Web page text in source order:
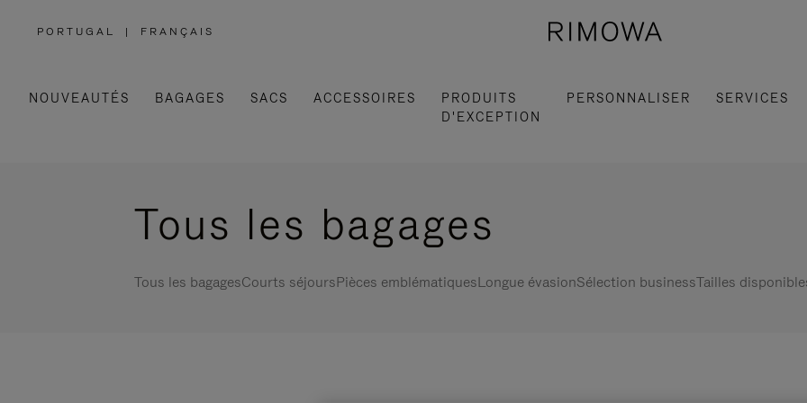
PORTUGAL
,
| FRANÇAIS
NOUVEAUTÉS BAGAGES SACS ACCESSOIRES
PRODUITS
D'EXCEPTION
PERSONNALISER SERVICES
Tous les bagages
Tous les bagagesCourts séjoursPièces emblématiquesLongue évasionSélection businessTailles